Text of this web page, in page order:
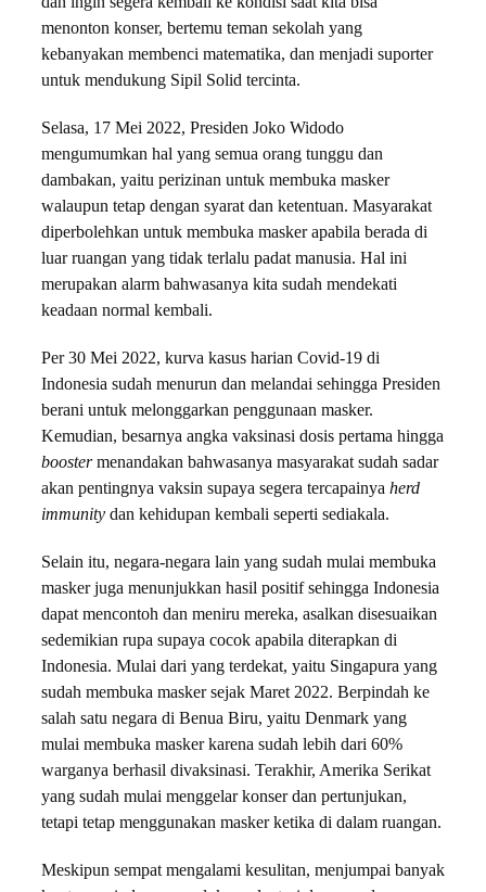
menonton konser, bertemu teman sekolah yang
kebanyakan membenci matematika, dan menjadi suporter
untuk mendukung Sipil Solid tercinta.
Selasa, 17 Mei 2022, Presiden Joko Widodo
mengumumkan hal yang semua orang tunggu dan
dambakan, yaitu perizinan untuk membuka masker
walaupun tetap dengan syarat dan ketentuan. Masyarakat
diperbolehkan untuk membuka masker apabila berada di
luar ruangan yang tidak terlalu padat manusia. Hal ini
merupakan alarm bahwasanya kita sudah mendekati
keadaan normal kembali.
Per 30 Mei 2022, kurva kasus harian Covid-19 di
Indonesia sudah menurun dan melandai sehingga Presiden
berani untuk melonggarkan penggunaan masker.
Kemudian, besarnya angka vaksinasi dosis pertama hingga
boostermenandakan bahwasanya masyarakat sudah sadar
akan pentingnya vaksin supaya segera tercapainya herd
immunity dan kehidupan kembali seperti sediakala.
Selain itu, negara-negara lain yang sudah mulai membuka
masker juga menunjukkan hasil positif sehingga Indonesia
dapat mencontoh dan meniru mereka, asalkan disesuaikan
sedemikian rupa supaya cocok apabila diterapkan di
Indonesia. Mulai dari yang terdekat, yaitu Singapura yang
sudah membuka masker sejak Maret 2022. Berpindah ke
salah satu negara di Benua Biru, yaitu Denmark yang
mulai membuka masker karena sudah lebih dari 60%
warganya berhasil divaksinasi. Terakhir, Amerika Serikat
yang sudah mulai menggelar konser dan pertunjukan,
tetapi tetap menggunakan masker ketika di dalam ruangan.
Meskipun sempat mengalami kesulitan, menjumpai banyak